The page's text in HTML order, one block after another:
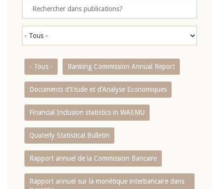
- Tous - Banking Commission Annual Report
Documents d’Etude et d’Analyse Economiques
Financial Inclusion statistics in WAEMU
Quaterly Statistical Bulletin
Rapport annuel de la Commission Bancaire
Rapport annuel sur la monétique interbancaire dans